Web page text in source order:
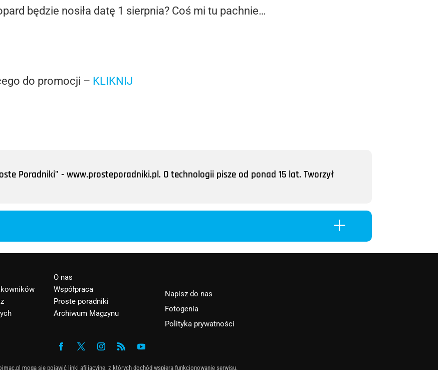
będzie nosiła datę 1 sierpnia? Coś mi tu pachnie…
do promocji – KLIKNIJ
Poradniki" - www.prosteporadniki.pl. O technologii pisze od ponad 15 lat. Tworzył
L
O nas
Współpraca
Proste poradniki
Archiwum Magzynu
Napisz do nas
Fotogenia
Polityka prywatności
mogą się pojawić linki afiliacyjne, z których dochód wspiera funkcjonowanie serwisu.